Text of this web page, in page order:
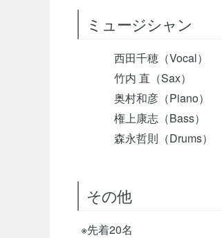
ミュージシャン
西田千穂（Vocal）
竹内 直（Sax）
奥村和彦（Piano）
権上康志（Bass）
森永哲則（Drums）
その他
※先着20名